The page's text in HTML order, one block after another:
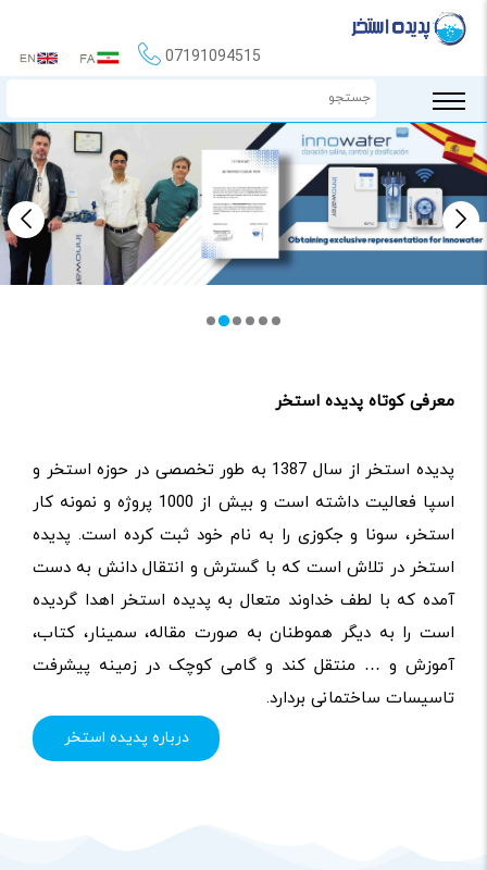
07191094515
معرفی کوتاه پدیده استخر
پدیده استخر از سال 1387 به طور تخصصی در حوزه استخر و
اسپا فعالیت داشته است و بیش از 1000 پروژه و نمونه کار
استخر، سونا و جکوزی را به نام خود ثبت کرده است. پدیده
استخر در تلاش است که با گسترش و انتقال دانش به دست
آمده که با لطف خداوند متعال به پدیده استخر اهدا گردیده
است را به دیگر هموطنان به صورت مقاله، سمینار، کتاب،
آموزش و … منتقل کند و گامی کوچک در زمینه پیشرفت
تاسیسات ساختمانی بردارد.
درباره پدیده استخر